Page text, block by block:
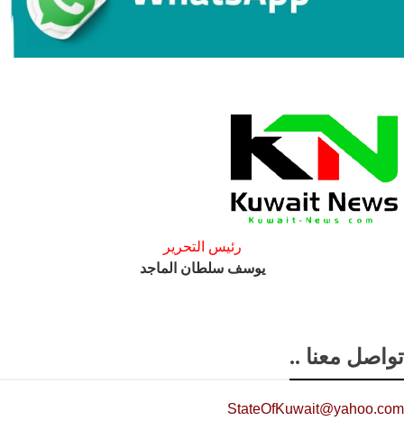
رئيس التحرير
يوسف سلطان الماجد
تواصل معنا ..
StateOfKuwait@yahoo.com